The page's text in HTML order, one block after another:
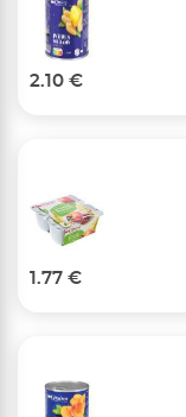
2.10 €
1.77 €